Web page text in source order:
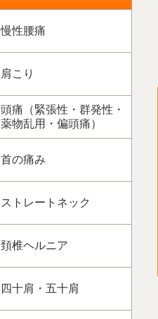
慢性腰痛
肩こり
頭痛（緊張性・群発性・
薬物乱用・偏頭痛）
首の痛み
ストレートネック
頚椎ヘルニア
四十肩・五十肩